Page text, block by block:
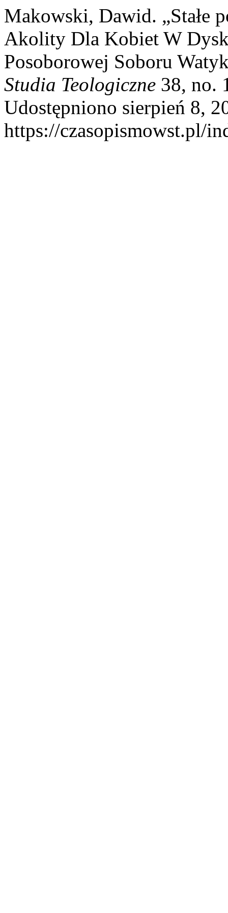
Makowski, Dawid. „Stałe
Akolity Dla Kobiet W
Posoborowej Soboru
Studia Teologiczne 38, no.
Udostępniono sierpień 8,
https://czasopismowst.pl/